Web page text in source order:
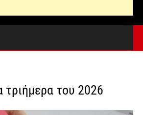
τριήμερα του 2026